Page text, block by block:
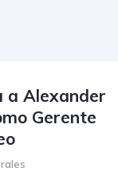
a Alexander
Gerente